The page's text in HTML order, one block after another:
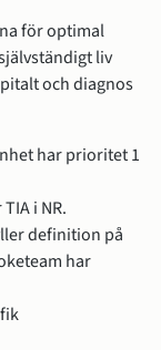
för optimal
liv
och diagnos
har prioritet 1
i NR.
definition på
har